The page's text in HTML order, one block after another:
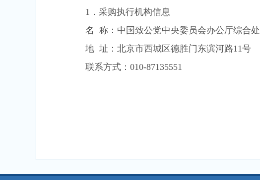
1．采购执行机构信息
名
称： 中国致公党中央委员会办公厅综合处
地 址：北京市西城区德胜门东滨河路11号
联系方式： 010-87135551